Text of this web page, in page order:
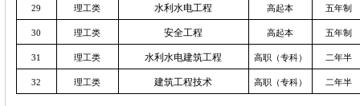
29 理工类 水利水电工程 高起本 五年制
30 理工类 安全工程 高起本 五年制
31 理工类 水利水电建筑工程 高职（专科） 二年半
32 理工类 建筑工程技术 高职（专科） 二年半